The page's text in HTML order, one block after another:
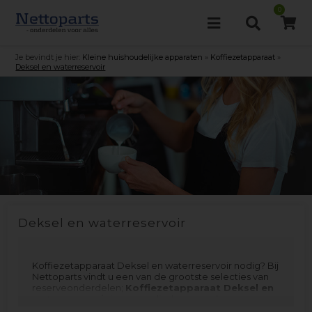
0
Je bevindt je hier: Kleine huishoudelijke apparaten Koffiezetapparaat
Deksel en waterreservoir
Deksel en waterreservoir
Koffiezetapparaat Deksel en waterreservoir nodig? Bij
Nettoparts vindt u een van de grootste selecties van
reserveonderdelen; Koffiezetapparaat Deksel en